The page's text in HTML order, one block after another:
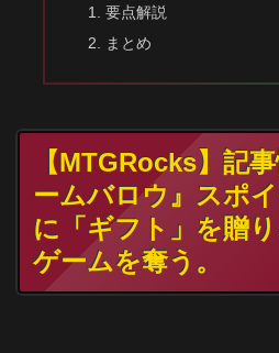
要点解説
まとめ
【MTGRocks】記
ームバロウ』スポ
に「ギフト」を贈
ゲームを奪う。